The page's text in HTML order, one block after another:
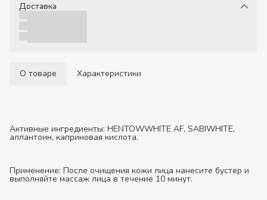
Доставка
О товаре Характеристики
Активные ингредиенты: HENTOWWHITE AF, SABIWHITE,
аллантоин, каприновая кислота.
Применение: После очищения кожи лица нанесите бустер и
выполняйте массаж лица в течение 10 минут.